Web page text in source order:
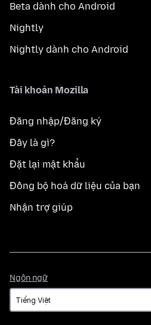
Beta dành cho Android
Nightly
Nightly dành cho Android
Tài khoản Mozilla
Đăng nhập/Đăng ký
Đây là gì?
Đặt lại mật khẩu
Đồng bộ hoá dữ liệu của bạn
Nhận trợ giúp
Ngôn ngữ
ngữ